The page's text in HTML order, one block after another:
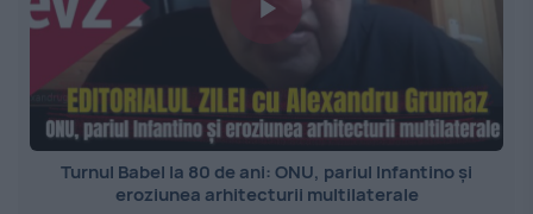
Turnul Babel la 80 de ani: ONU, pariul Infantino și
eroziunea arhitecturii multilaterale